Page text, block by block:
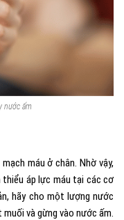
nước ấm
máu ở chân. Nhờ vậy,
thiểu áp lực máu tại các cơ
hãy cho một lượng nước
và gừng vào nước ấm.